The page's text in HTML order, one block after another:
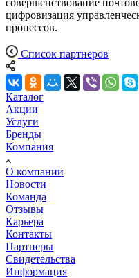
цифровизация
процессов.
Список партнеров
Каталог
Акции
Услуги
Бренды
Компания
О компании
Новости
Команда
Отзывы
Карьера
Контакты
Партнеры
Свидетельства
Информация